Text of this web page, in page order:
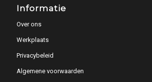
Informatie
Over ons
Werkplaats
Privacybeleid
Algemene voorwaarden